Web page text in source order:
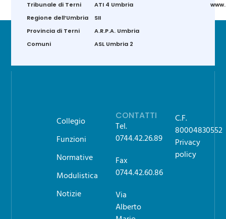
Tribunale di Terni
Regione dell’Umbria
Provincia di Terni
Comuni
ATI 4 Umbria
SII
A.R.P.A. Umbria
ASL Umbria 2
Collegio
Funzioni
Normative
Modulistica
Notizie
CONTATTI
Tel.
0744.42.26.89
Fax
0744.42.60.86
Via
Alberto
C.F.
80004830552
Privacy
policy